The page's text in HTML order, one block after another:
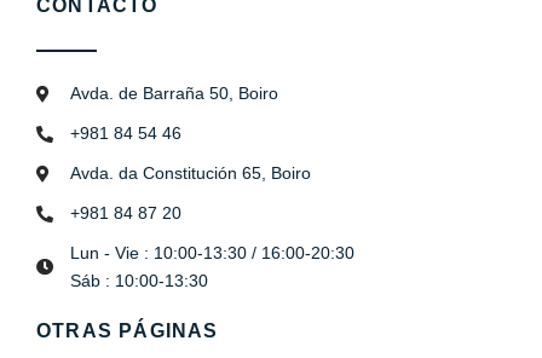
CONTACTO
Avda. de Barraña 50, Boiro
+981 84 54 46
Avda. da Constitución 65, Boiro
+981 84 87 20
Lun - Vie : 10:00-13:30 / 16:00-20:30
Sáb : 10:00-13:30
OTRAS PÁGINAS